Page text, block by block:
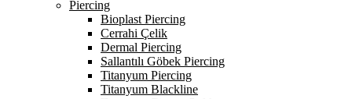
Piercing
Bioplast Piercing
Cerrahi Çelik
Dermal Piercing
Sallantılı Göbek Piercing
Titanyum Piercing
Titanyum Blackline